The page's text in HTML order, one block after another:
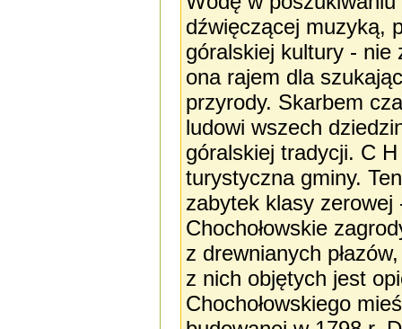
dźwięczącej muzyką,
góralskiej kultury - nie
ona rajem dla
przyrody. Skarbem
ludowi wszech
góralskiej tradycji. C
turystyczna gminy.
zabytek klasy zerowej
Chochołowskie
z drewnianych
z nich objętych jest
Chochołowskiego